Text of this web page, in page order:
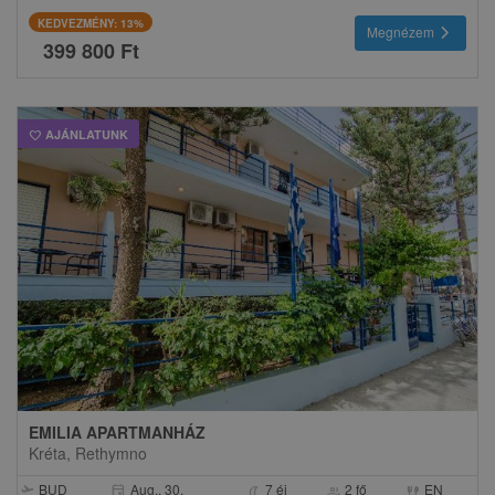
KEDVEZMÉNY: 13%
399 800 Ft
Megnézemchevron_right
favorite AJÁNLATUNK
EMILIA APARTMANHÁZ
Kréta, Rethymno
flight_takeoff BUD Aug.. 30. 7 éj 2 fő EN